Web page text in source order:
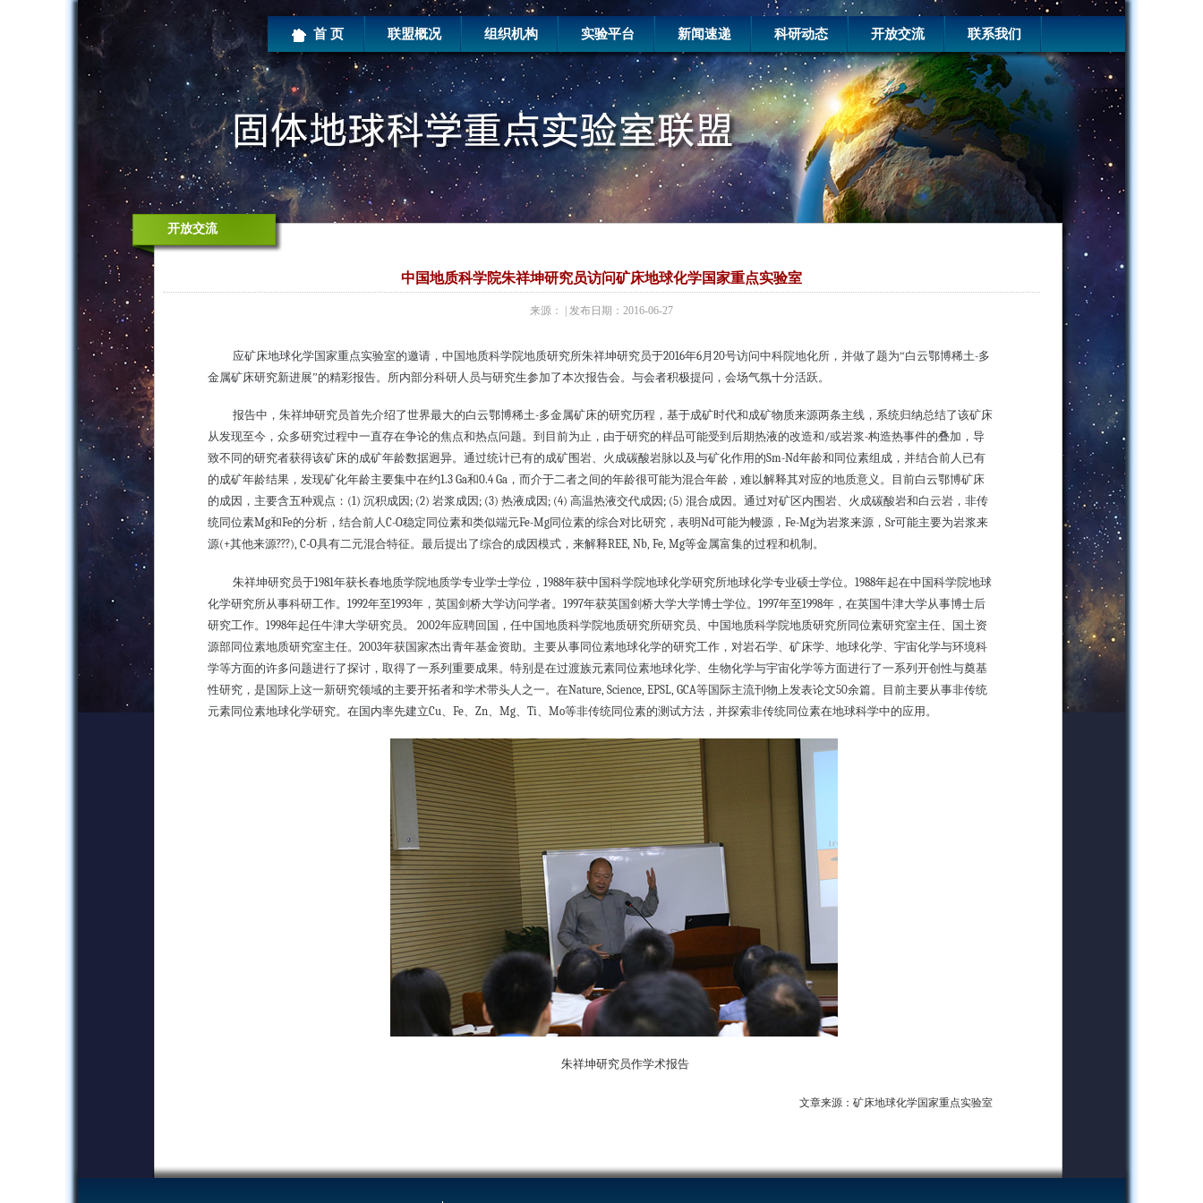
首 页 联盟概况 组织机构 实验平台 新闻速递 科研动态 开放交流 联系我们
开放交流
中国地质科学院朱祥坤研究员访问矿床地球化学国家重点实验室
来源： | 发布日期：2016-06-27
应矿床地球化学国家重点实验室的邀请，中国地质科学院地质研究所朱祥坤研究员于2016年6月 20号访问中科院地化所，并做了题为“白云鄂博稀土-多
金属矿床研究新进展”的精彩报告。所内部分科研人员与研究生参加了本次报告会。与会者积极提问，会场气氛十分活跃。
报告中，朱祥坤研究员首先介绍了世界最大的白云鄂博稀土-多金属矿床的研究历程，基于成矿时代和成矿物质来源两条主线，系统归纳总结了该矿床
从发现至今，众多研究过程中一直存在争论的焦点和热点问题。到目前为止，由于研究的样品可能受到后期热液的改造和/或岩浆-构造热事件的叠加，导
致不同的研究者获得该矿床的成矿年龄数据迥异。通过统计已有的成矿围岩、火成碳酸岩脉以及与矿化作用的Sm-Nd年龄和同位素组成，并结合前人已有
的成矿年龄结果，发现矿化年龄主要集中在约1.3 Ga和0.4 Ga ，而介于二者之间的年龄很可能为混合年龄，难以解释其对应的地质意义。目前白云鄂博矿床
的成因，主要含五种观点： (1) 沉积成因 ; (2) 岩浆成因 ; (3) 热液成因 ; (4) 高温热液交代成因 ; (5) 混合成因。通过对矿区内围岩、火成碳酸岩和白云岩，非传
统同位素Mg和Fe的分析，结合前人C-O稳定同位素和类似端元Fe-Mg同位素的综合对比研究，表明Nd可能为幔源， Fe-Mg为岩浆来源， Sr可能主要为岩浆来
源(+其他来源???), C-O具有二元混合特征。最后提出了综合的成因模式，来解释REE, Nb, Fe, Mg等金属富集的过程和机制。
朱祥坤研究员于1981年获长春地质学院地质学专业学士学位， 1988年获中国科学院地球化学研究所地球化学专业硕士学位。 1988年起在中国科学院地球
化学研究所从事科研工作。 1992年至1993年，英国剑桥大学访问学者。 1997年获英国剑桥大学大学博士学位。 1997年至1998年，在英国牛津大学从事博士后
研究工作。 1998年起任牛津大学研究员。 2002年应聘回国，任中国地质科学院地质研究所研究员、中国地质科学院地质研究所同位素研究室主任、国土资
源部同位素地质研究室主任。 2003年获国家杰出青年基金资助。主要从事同位素地球化学的研究工作，对岩石学、矿床学、地球化学、宇宙化学与环境科
学等方面的许多问题进行了探讨，取得了一系列重要成果。特别是在过渡族元素同位素地球化学、生物化学与宇宙化学等方面进行了一系列开创性与奠基
性研究，是国际上这一新研究领域的主要开拓者和学术带头人之一。在Nature, Science, EPSL, GCA等国际主流刊物上发表论文50余篇。目前主要从事非传统
元素同位素地球化学研究。在国内率先建立Cu Fe Zn Mg Ti Mo等非传统同位素的测试方法，并探索非传统同位素在地球科学中的应用。
朱祥坤研究员作学术报告
文章来源：矿床地球化学国家重点实验室